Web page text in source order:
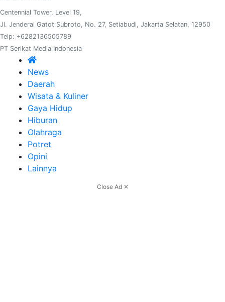
Centennial Tower, Level 19,
Jl. Jenderal Gatot Subroto, No. 27, Setiabudi, Jakarta Selatan, 12950
Telp: +6282136505789
PT Serikat Media Indonesia
News
Daerah
Wisata & Kuliner
Gaya Hidup
Hiburan
Olahraga
Potret
Opini
Lainnya
Close Ad ✕